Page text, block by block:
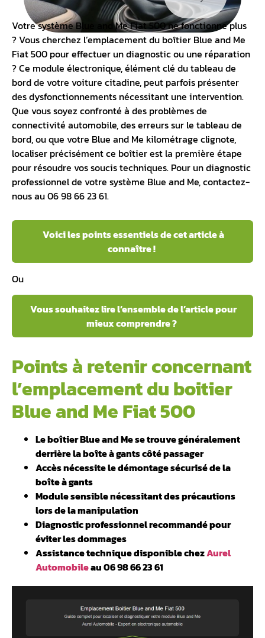
Votresystème Blue and Me Fiat 500ne fonctionne plus
? Vous cherchez l’emplacement du boîtier Blue and Me
Fiat 500 pour effectuer un diagnostic ou une réparation
? Ce module électronique, élément clé dutableau de
bordde votre voiture citadine, peut parfois présenter
des dysfonctionnements nécessitant une intervention.
Que vous soyez confronté à des problèmes de
connectivité automobile, des erreurs sur le tableau de
bord, ou que votre Blue and Me kilométrage clignote,
localiser précisément ce boîtier est la première étape
pour résoudre vos soucis techniques. Pour un diagnostic
professionnel de votre système Blue and Me, contactez-
nous au 06 98 66 23 61.
Voici les points essentiels de cet article à
connaître !
Ou
Vous souhaitez lire l’ensemble de l’article pour
mieux comprendre ?
Points à retenir concernant
l’emplacement du boitier
Blue and Me Fiat 500
Le boîtier Blue and Me se trouve généralement
derrière la boîte à gants côté passager
Accès nécessite le démontage sécurisé de la
boîte à gants
Module sensible nécessitant des précautions
lors de la manipulation
Diagnostic professionnel recommandé pour
éviter les dommages
Assistance technique disponible chezAurel
Automobileau 06 98 66 23 61